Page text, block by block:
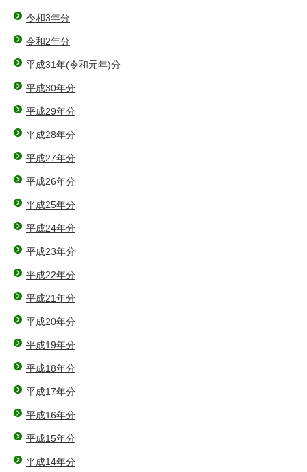
令和3年分
令和2年分
平成31年(令和元年)分
平成30年分
平成29年分
平成28年分
平成27年分
平成26年分
平成25年分
平成24年分
平成23年分
平成22年分
平成21年分
平成20年分
平成19年分
平成18年分
平成17年分
平成16年分
平成15年分
平成14年分